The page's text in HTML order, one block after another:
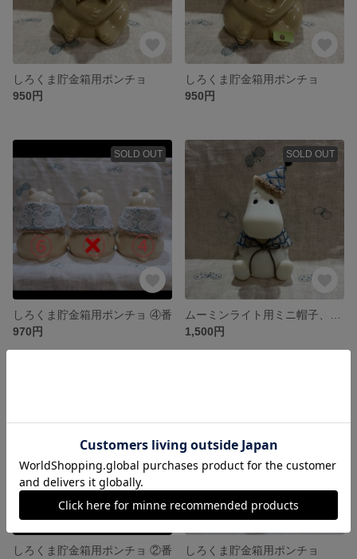
しろくま貯金箱用ポンチョ
950円
しろくま貯金箱用ポンチョ
950円
SOLD OUT
しろくま貯金箱用ポンチョ ④番
970円
SOLD OUT
1,500円
しろくま貯金箱用ポンチョ ②番
しろくま貯金箱用ポンチョ